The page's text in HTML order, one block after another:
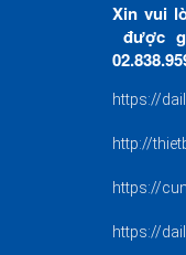
Xin vui
được
https://
http://
https://
https://